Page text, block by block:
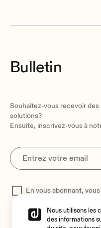
Bulletin
Souhaitez-vous recevoir
solutions?
Ensuite, inscrivez-vous à
En vous abonnant,
Nous utilisons les
des informations